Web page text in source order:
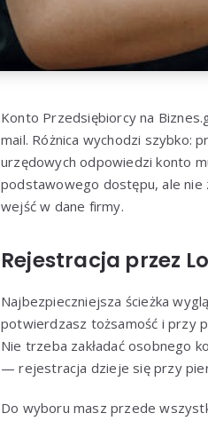
Konto Przedsiębiorcy na
mail. Różnica wychodzi szybko:
urzędowych odpowiedzi konto
podstawowego dostępu, ale nie
wejść w dane firmy.
Rejestracja przez
Najbezpieczniejsza ścieżka
potwierdzasz tożsamość i przy
Nie trzeba zakładać osobnego
— rejestracja dzieje się przy
Do wyboru masz przede